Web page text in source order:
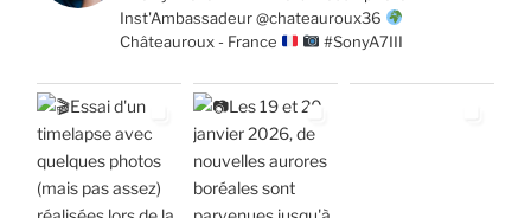
Inst'Ambassadeur @chateauroux36
Châteauroux - France
#SonyA7III